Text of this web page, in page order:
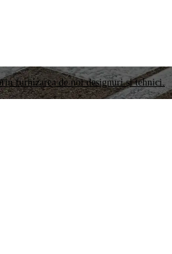
furnizarea de noi designuri și tehnici.